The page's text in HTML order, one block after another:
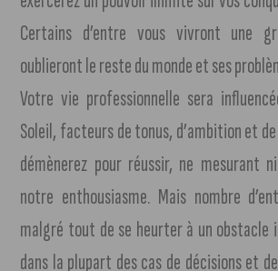
Certains d’entre vous vivront une
oublieront le reste du monde et ses
Votre vie professionnelle sera
Soleil, facteurs de tonus, d’ambition et
démènerez pour réussir, ne mesurant
notre enthousiasme. Mais nombre
malgré tout de se heurter à un
dans la plupart des cas de décisions et